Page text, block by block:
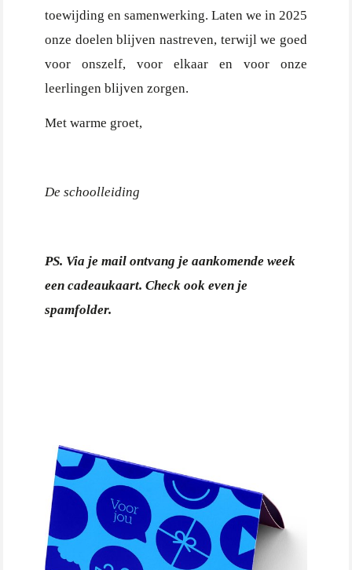
toewijding en samenwerking. Laten we in 2025
onze doelen blijven nastreven, terwijl we goed
voor onszelf, voor elkaar en voor onze
leerlingen blijven zorgen.
Met warme groet,
De schoolleiding
PS. Via je mail ontvang je aankomende week
een cadeaukaart. Check ook even je
spamfolder.